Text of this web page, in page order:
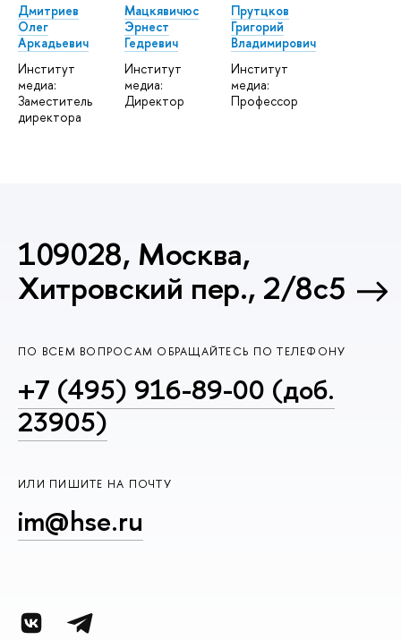
Дмитриев
Олег
Аркадьевич
Институт
медиа:
Заместитель
директора
Мацкявичюс
Эрнест
Гедревич
Институт
медиа:
Директор
Прутцков
Григорий
Владимирович
Институт
медиа:
Профессор
109028, Москва,
Хитровский пер., 2/8с5
ПО ВСЕМ ВОПРОСАМ ОБРАЩАЙТЕСЬ ПО ТЕЛЕФОНУ
+7 (495) 916-89-00 (доб.
23905)
ИЛИ ПИШИТЕ НА ПОЧТУ
im@hse.ru